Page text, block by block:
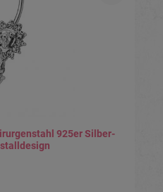
925er Silber-